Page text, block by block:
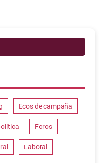
Ecos de campaña
Foros
Laboral